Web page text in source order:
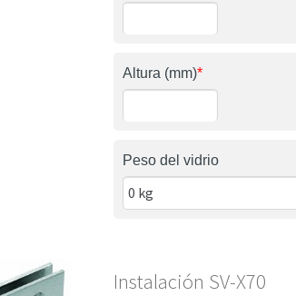
Altura (mm)*
Peso del vidrio
Instalación SV-X70